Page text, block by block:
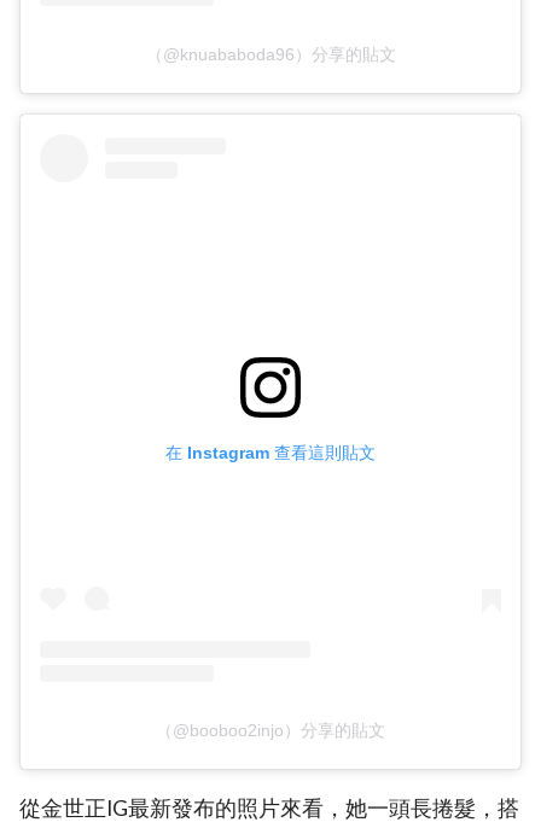
（@knuababoda96）分享的貼文
在 Instagram 查看這則貼文
（@booboo2injo）分享的貼文
從金世正IG最新發布的照片來看，她一頭長捲髮，搭